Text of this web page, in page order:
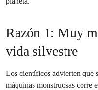
Razón 1: Muy
vida silvestre
Los científicos advierten que
máquinas monstruosas corre